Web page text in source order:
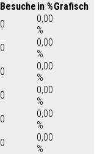
Besuche in %Grafisch
0
0,00
%
0
0,00
%
0
0,00
%
0
0,00
%
0
0,00
%
0
0,00
%